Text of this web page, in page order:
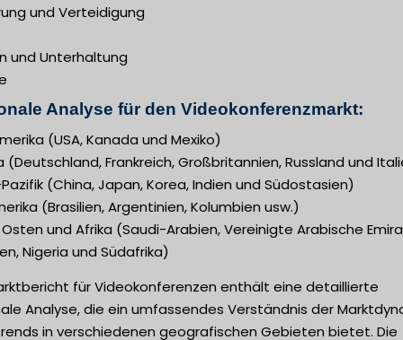
und Verteidigung
und Unterhaltung
Analyse für den Videokonferenzmarkt:
(USA, Kanada und Mexiko)
(Deutschland, Frankreich, Großbritannien, Russland und
(China, Japan, Korea, Indien und Südostasien)
(Brasilien, Argentinien, Kolumbien usw.)
und Afrika (Saudi-Arabien, Vereinigte Arabische
Nigeria und Südafrika)
für Videokonferenzen enthält eine detaillierte
Analyse, die ein umfassendes Verständnis der
in verschiedenen geografischen Gebieten bietet. Die